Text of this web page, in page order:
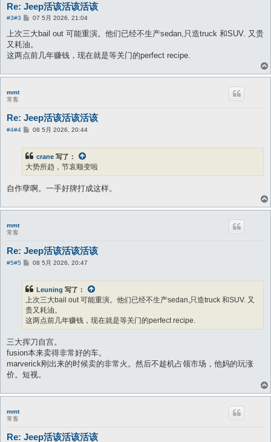
Re: Jeep活该活该活该
#3#3
帖
07 5月 2026, 21:04
上次三大bail out 可能重演。他们已经不生产sedan,只造truck 和SUV. 又贵
又耗油。
这两点前几年赚钱，现在就是等关门的perfect recipe.
mmt
常客
Re: Jeep活该活该活该
#4#4
帖
08 5月 2026, 20:44
crane 写了：
大势所趋，节哀顺变啦
自作孽啊。一手好牌打成这样。
mmt
常客
Re: Jeep活该活该活该
#5#5
帖
08 5月 2026, 20:47
Leuning 写了：
上次三大bail out 可能重演。他们已经不生产sedan,只造truck 和SUV. 又
贵又耗油。
这两点前几年赚钱，现在就是等关门的perfect recipe.
三大挥刀自宫。
fusion本来卖得非常好的车。
marverick刚出来的时候卖的非常火。然后不趁机占领市场，他妈的玩涨
价。短视。
mmt
常客
Re: Jeep活该活该活该